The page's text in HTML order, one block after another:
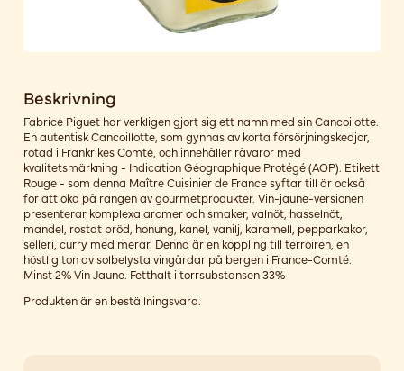
Beskrivning
Fabrice Piguet har verkligen gjort sig ett namn med sin Cancoilotte.
En autentisk Cancoillotte, som gynnas av korta försörjningskedjor,
rotad i Frankrikes Comté, och innehåller råvaror med
kvalitetsmärkning - Indication Géographique Protégé (AOP). Etikett
Rouge - som denna Maître Cuisinier de France syftar till är också
för att öka på rangen av gourmetprodukter. Vin-jaune-versionen
presenterar komplexa aromer och smaker, valnöt, hasselnöt,
mandel, rostat bröd, honung, kanel, vanilj, karamell, pepparkakor,
selleri, curry med merar. Denna är en koppling till terroiren, en
höstlig ton av solbelysta vingårdar på bergen i France-Comté.
Minst 2% Vin Jaune. Fetthalt i torrsubstansen 33%
Produkten är en beställningsvara.